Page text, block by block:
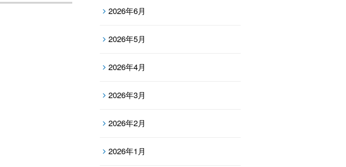
2026年6月
2026年5月
2026年4月
2026年3月
2026年2月
2026年1月